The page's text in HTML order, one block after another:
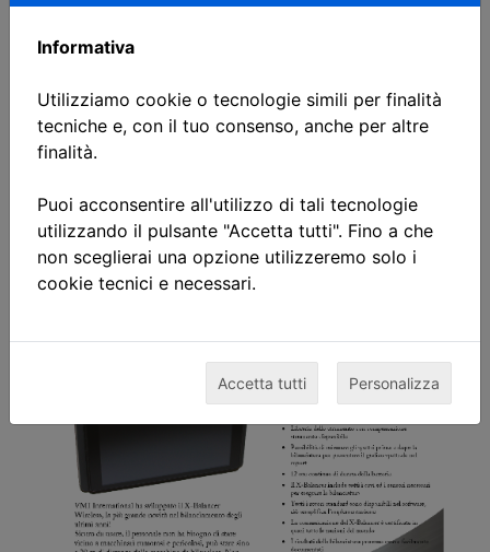
SCARICA LA BROCHURE
Informativa
Utilizziamo cookie o tecnologie simili per finalità
tecniche e, con il tuo consenso, anche per altre
finalità.
Puoi acconsentire all'utilizzo di tali tecnologie
utilizzando il pulsante "Accetta tutti". Fino a che
non sceglierai una opzione utilizzeremo solo i
cookie tecnici e necessari.
Accetta tutti Personalizza